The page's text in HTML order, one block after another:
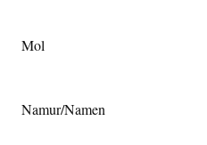
Mol
Namur/Namen